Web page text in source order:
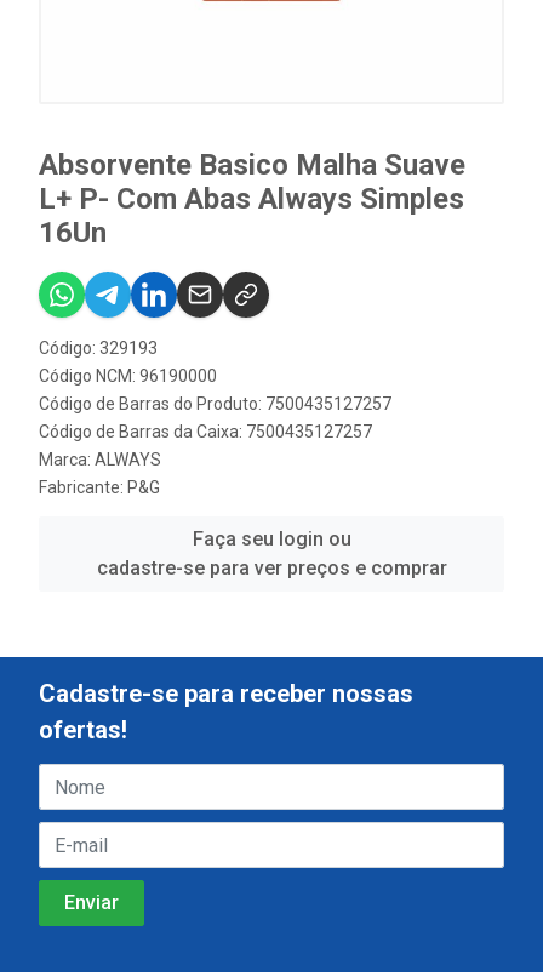
Absorvente Basico Malha Suave
L+ P- Com Abas Always Simples
16Un
Código: 329193
Código NCM: 96190000
Código de Barras do Produto: 7500435127257
Código de Barras da Caixa: 7500435127257
Marca: ALWAYS
Fabricante: P&G
Faça seu login ou
cadastre-se para ver preços e comprar
Cadastre-se para receber nossas
ofertas!